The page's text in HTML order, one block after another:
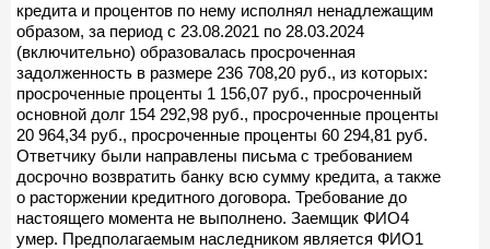
кредита и процентов по нему исполнял ненадлежащим
образом, за период с 23.08.2021 по 28.03.2024
(включительно) образовалась просроченная
задолженность в размере 236 708,20 руб., из которых:
просроченные проценты 1 156,07 руб., просроченный
основной долг 154 292,98 руб., просроченные проценты
20 964,34 руб., просроченные проценты 60 294,81 руб.
Ответчику были направлены письма с требованием
досрочно возвратить банку всю сумму кредита, а также
о расторжении кредитного договора. Требование до
настоящего момента не выполнено. Заемщик ФИО4
умер. Предполагаемым наследником является ФИО1